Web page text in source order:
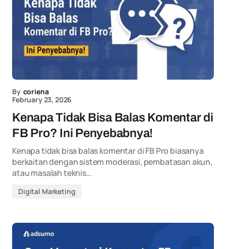
By coriena
February 23, 2026
Kenapa Tidak Bisa Balas Komentar di
FB Pro? Ini Penyebabnya!
Kenapa tidak bisa balas komentar di FB Pro biasanya
berkaitan dengan sistem moderasi, pembatasan akun,
atau masalah teknis…
Digital Marketing